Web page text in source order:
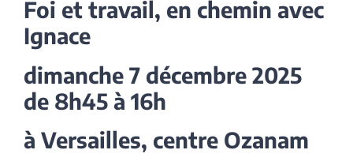
Foi et travail, en chemin avec
Ignace
dimanche 7 décembre 2025
de 8h45 à 16h
à Versailles, centre Ozanam